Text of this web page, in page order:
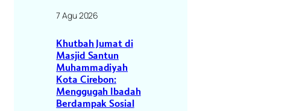
7 Agu 2026
Khutbah Jumat di
Masjid Santun
Muhammadiyah
Kota Cirebon:
Menggugah Ibadah
Berdampak Sosial